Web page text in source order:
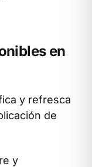
en
y refresca
de
y